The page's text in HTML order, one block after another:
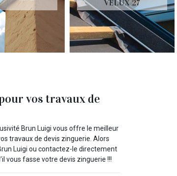
VELUX 27
vos travaux de
Brun Luigi vous offre le meilleur
travaux de devis zinguerie. Alors
Luigi ou contactez-le directement
vous fasse votre devis zinguerie !!!